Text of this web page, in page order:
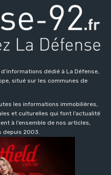
dédié à La Défense,
situé sur les communes de
les informations immobilières,
et culturelles qui font l’actualité
à l’ensemble de nos articles,
depuis 2003.